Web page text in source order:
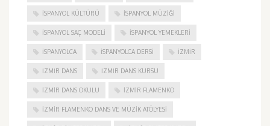
İSPANYOL KÜLTÜRÜ İSPANYOL MÜZIĞI
İSPANYOL SAÇ MODELI İSPANYOL YEMEKLERI
İSPANYOLCA İSPANYOLCA DERSI IZMIR
IZMIR DANS IZMIR DANS KURSU
IZMIR DANS OKULU IZMIR FLAMENKO
İZMIR FLAMENKO DANS VE MÜZIK ATÖLYESI